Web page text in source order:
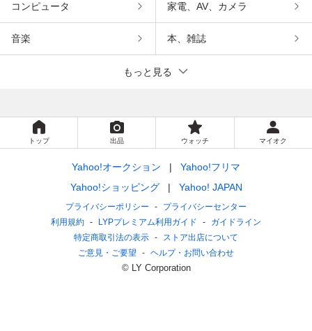
コンピュータ 家電、AV、カメラ
音楽 本、雑誌
もっと見る
トップ 出品 ウォッチ マイオク
Yahoo!オークション
Yahoo!フリマ
Yahoo!ショッピング
Yahoo! JAPAN
プライバシーポリシー
プライバシーセンター
利用規約
LYPプレミアム利用ガイド
ガイドライン
特定商取引法の表示
ストア出店について
ご意見・ご要望
ヘルプ・お問い合わせ
© LY Corporation